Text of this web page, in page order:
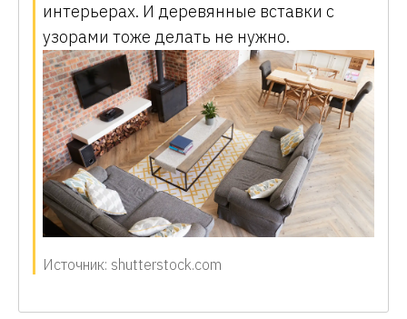
интерьерах. И деревянные вставки с
узорами тоже делать не нужно.
Источник: shutterstock.com